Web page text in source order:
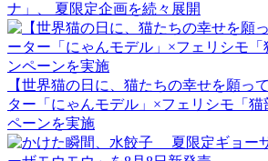
ナ」、 夏限定企画を続々展開
【世界猫の日に、猫たちの幸せを願っ
ター「にゃんモデル」×フェリシモ「
ペーンを実施